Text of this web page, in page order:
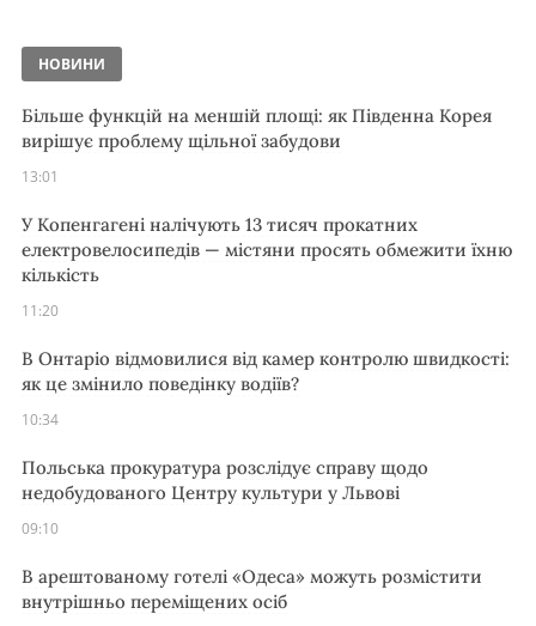
НОВИНИ
Більше функцій на меншій площі: як Південна Корея
вирішує проблему щільної забудови
13:01
У Копенгагені налічують 13 тисяч прокатних
електровелосипедів — містяни просять обмежити їхню
кількість
11:20
В Онтаріо відмовилися від камер контролю швидкості:
як це змінило поведінку водіїв?
10:34
Польська прокуратура розслідує справу щодо
недобудованого Центру культури у Львові
09:10
В арештованому готелі «Одеса» можуть розмістити
внутрішньо переміщених осіб